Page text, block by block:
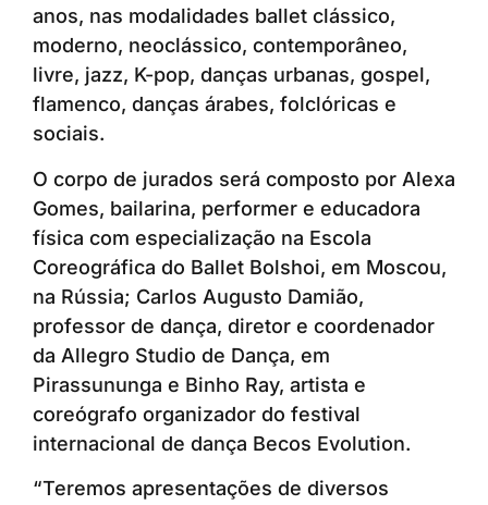
anos, nas modalidades ballet clássico,
moderno, neoclássico, contemporâneo,
livre, jazz, K-pop, danças urbanas, gospel,
flamenco, danças árabes, folclóricas e
sociais.
O corpo de jurados será composto por Alexa
Gomes, bailarina, performer e educadora
física com especialização na Escola
Coreográfica do Ballet Bolshoi, em Moscou,
na Rússia; Carlos Augusto Damião,
professor de dança, diretor e coordenador
da Allegro Studio de Dança, em
Pirassununga e Binho Ray, artista e
coreógrafo organizador do festival
internacional de dança Becos Evolution.
“Teremos apresentações de diversos